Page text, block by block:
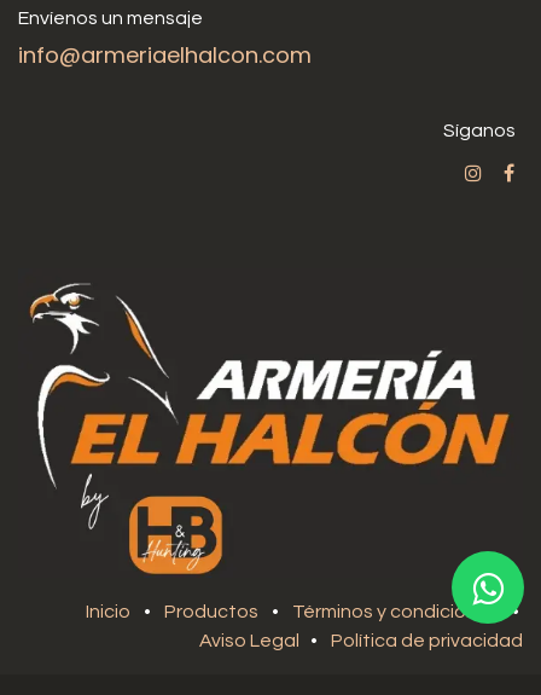
Envíenos un mensaje
info@armeriaelhalcon.com
Síganos
Inicio • Productos • Términos y condiciones
•
Aviso Legal
• Política de privacidad